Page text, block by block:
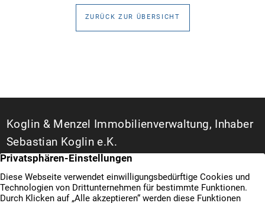
Sanierung in Einzelmaßnahmen […]
ZURÜCK ZUR ÜBERSICHT
Koglin & Menzel Immobilienverwaltung, Inhaber
Sebastian Koglin e.K.
WEG- und Hausverwalter in Duisburg
Bismarckstraße 142 A